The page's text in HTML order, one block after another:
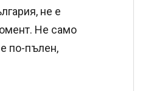
не е
Не само
по-пълен,